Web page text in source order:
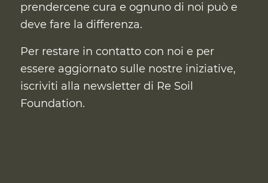
prendercene cura e ognuno di noi può e
deve fare la differenza.
Per restare in contatto con noi e per
essere aggiornato sulle nostre iniziative,
iscriviti alla newsletter di Re Soil
Foundation.